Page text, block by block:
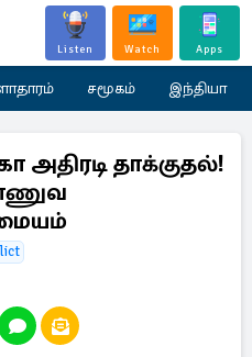
Listen Watch Apps
சமூகம் இந்தியா
அதிரடி தாக்குதல்!